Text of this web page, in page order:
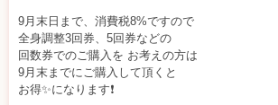
整
体」
ま
9月末日まで、消費税8%ですので
全身調整3回券、5回券などの
回数券でのご購入を お考えの方は
9月末までにご購入して頂くと
お得✨になります❗️